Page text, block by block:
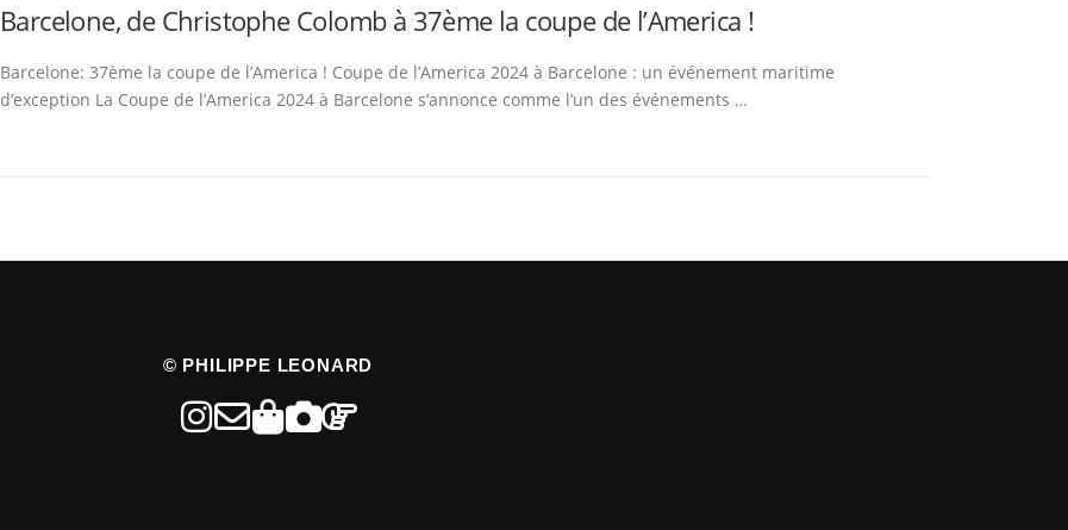
Barcelone, de Christophe Colomb à 37ème la coupe de l’America !
Barcelone: 37ème la coupe de l’America ! Coupe de l’America 2024 à Barcelone : un événement maritime
d’exception La Coupe de l’America 2024 à Barcelone s’annonce comme l’un des événements …
© PHILIPPE LEONARD